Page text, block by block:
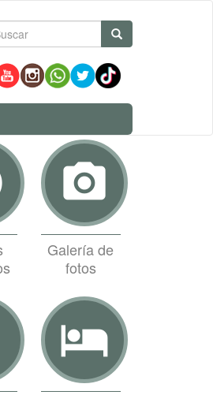
photo_camera
Galería de
fotos
hotel